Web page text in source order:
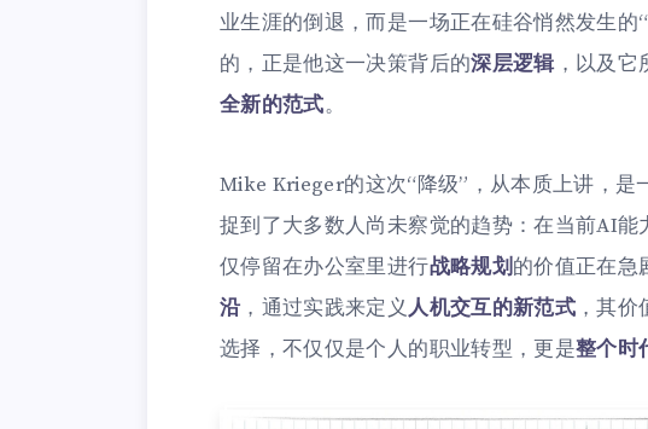
业生涯的倒退，而是一场正在硅谷悄然发生
的，正是他这一决策背后的深层逻辑，以及它
全新的范式。
Mike Krieger的这次“降级”，从本质上讲，是
捉到了大多数人尚未察觉的趋势：在当前AI能
仅停留在办公室里进行战略规划的价值正在急
沿 ，通过实践来定义人机交互的新范式，其价
选择，不仅仅是个人的职业转型，更是整个时